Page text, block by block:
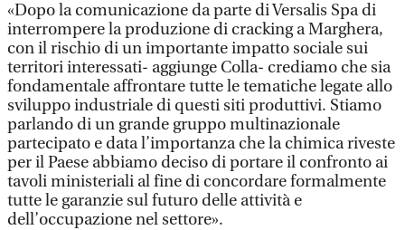
«Dopo la comunicazione da parte di Versalis Spa di
interrompere la produzione di cracking a Marghera,
con il rischio di un importante impatto sociale sui
territori interessati- aggiunge Colla- crediamo che sia
fondamentale affrontare tutte le tematiche legate allo
sviluppo industriale di questi siti produttivi. Stiamo
parlando di un grande gruppo multinazionale
partecipato e data l’importanza che la chimica riveste
per il Paese abbiamo deciso di portare il confronto ai
tavoli ministeriali al fine di concordare formalmente
tutte le garanzie sul futuro delle attività e
dell’occupazione nel settore».